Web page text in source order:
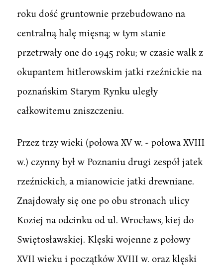
roku dość gruntownie przebudowano na
centralną halę mięsną; w tym stanie
przetrwały one do 1945 roku; w czasie walk z
okupantem hitlerowskim jatki rzeźnickie na
poznańskim Starym Rynku uległy
całkowitemu zniszczeniu.
Przez trzy wieki (połowa XV w. - połowa XVIII
w.) czynny był w Poznaniu drugi zespół jatek
rzeźnickich, a mianowicie jatki drewniane.
Znajdowały się one po obu stronach ulicy
Koziej na odcinku od ul. Wrocławs, kiej do
Swiętosławskiej. Klęski wojenne z połowy
XVII wieku i początków XVIII w. oraz klęski